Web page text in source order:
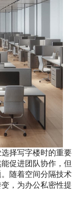
择写字楼时的重要
促进团队协作，但
随着空间分隔技术
，为办公私密性提